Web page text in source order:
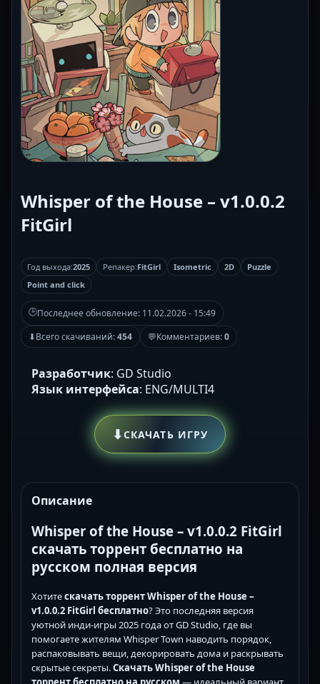
Whisper of the House – v1.0.0.2
FitGirl
Год выхода:2025 Репакер:FitGirl Isometric 2D
Puzzle
Point and click
🕒Последнее обновление: 11.02.2026 - 15:49
⬇Всего скачиваний:454 💬Комментариев:0
Разработчик: GD Studio
Язык интерфейса: ENG/MULTI4
⬇СКАЧАТЬ ИГРУ
Описание
Whisper of the House – v1.0.0.2 FitGirl
скачать торрент бесплатно на
русском полная версия
Хотитескачать торрент Whisper of the House –
v1.0.0.2 FitGirl бесплатно? Это последняя версия
уютной инди-игры 2025 года от GD Studio, где вы
помогаете жителям Whisper Town наводить порядок,
распаковывать вещи, декорировать дома и раскрывать
скрытые секреты.Скачать Whisper of the House